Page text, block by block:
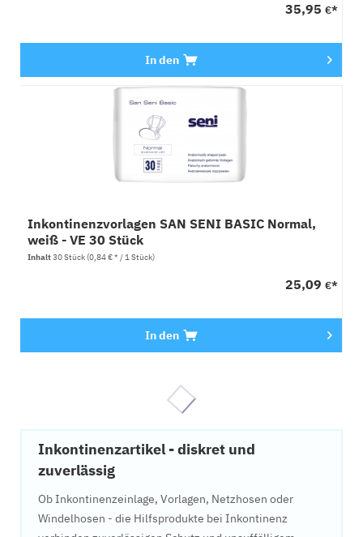
35,95 €*
In den
Inkontinenzvorlagen SAN SENI BASIC Normal,
weiß - VE 30 Stück
Inhalt30 Stück(0,84 € * / 1 Stück)
25,09 €*
In den
Inkontinenzartikel - diskret und
zuverlässig
Ob Inkontinenzeinlage, Vorlagen, Netzhosen oder
Windelhosen - die Hilfsprodukte bei Inkontinenz